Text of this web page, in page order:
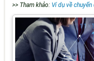
>> Tham khảo: Ví dụ về